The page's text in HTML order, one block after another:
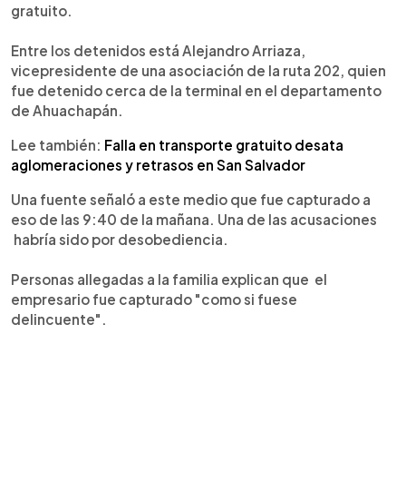
gratuito.
Entre los detenidos está Alejandro Arriaza,
vicepresidente de una asociación de la ruta 202, quien
fue detenido cerca de la terminal en el departamento
de Ahuachapán.
Lee también: Falla en transporte gratuito desata
aglomeraciones y retrasos en San Salvador
Una fuente señaló a este medio que fue capturado a
eso de las 9:40 de la mañana. Una de las acusaciones
habría sido por desobediencia.
Personas allegadas a la familia explican que el
empresario fue capturado "como si fuese
delincuente".